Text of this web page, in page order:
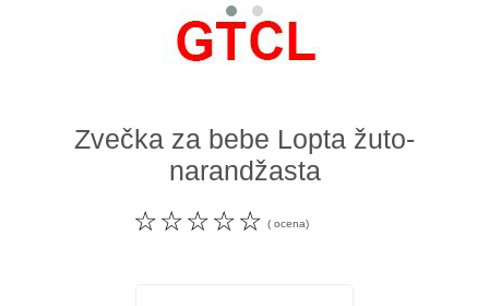
Zvečka za bebe Lopta žuto-
narandžasta
☆
☆
☆
☆
☆ ( ocena)